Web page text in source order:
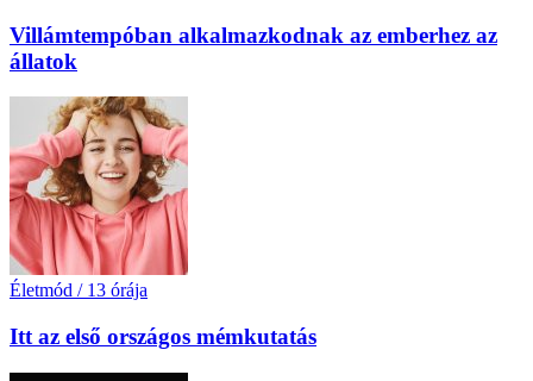
Villámtempóban alkalmazkodnak az emberhez az
állatok
Életmód / 13 órája
Itt az első országos mémkutatás